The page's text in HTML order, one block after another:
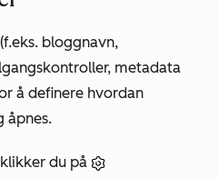
bloggnavn,
metadata
å definere hvordan
åpnes.
du på